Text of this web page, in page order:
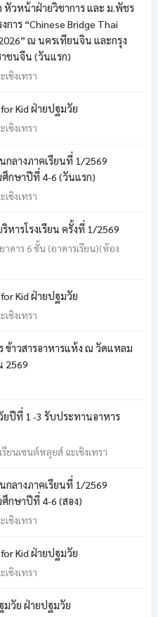
หัวหน้าฝ่ายวิชาการ และ ม.พัชร
การ “Chinese Bridge Thai
ณ นครเทียนจิน และกรุง
ชนจีน (วันแรก)
ชิงเทรา
Kid ฝ่ายปฐมวัย
ชิงเทรา
กลางภาคเรียนที่ 1/2569
กษาปีที่ 4-6 (วันแรก)
ชิงเทรา
ารโรงเรียน ครั้งที่ 1/2569
คาร 6 ชั้น (อาคารเรียน)(ห้อง
Kid ฝ่ายปฐมวัย
ชิงเทรา
าวสารอาหารแห้ง ณ วัดแหลม
2569
ปีที่ 1 -3 รับประทานอาหาร
รียนเซนต์หลุยส์ ฉะเชิงเทรา
กลางภาคเรียนที่ 1/2569
กษาปีที่ 4-6 (สอง)
ชิงเทรา
Kid ฝ่ายปฐมวัย
ชิงเทรา
มวัย ฝ่ายปฐมวัย